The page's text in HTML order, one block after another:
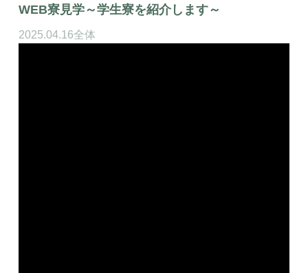
WEB寮見学～学生寮を紹介します～
2025.04.16全体